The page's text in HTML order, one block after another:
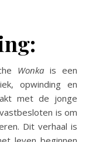
Wonkais een
opwinding en
met de jonge
is om
Dit verhaal is